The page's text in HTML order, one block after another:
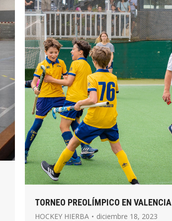
TORNEO PREOLÍMPICO EN VALENCIA
HOCKEY HIERBA diciembre 18, 2023